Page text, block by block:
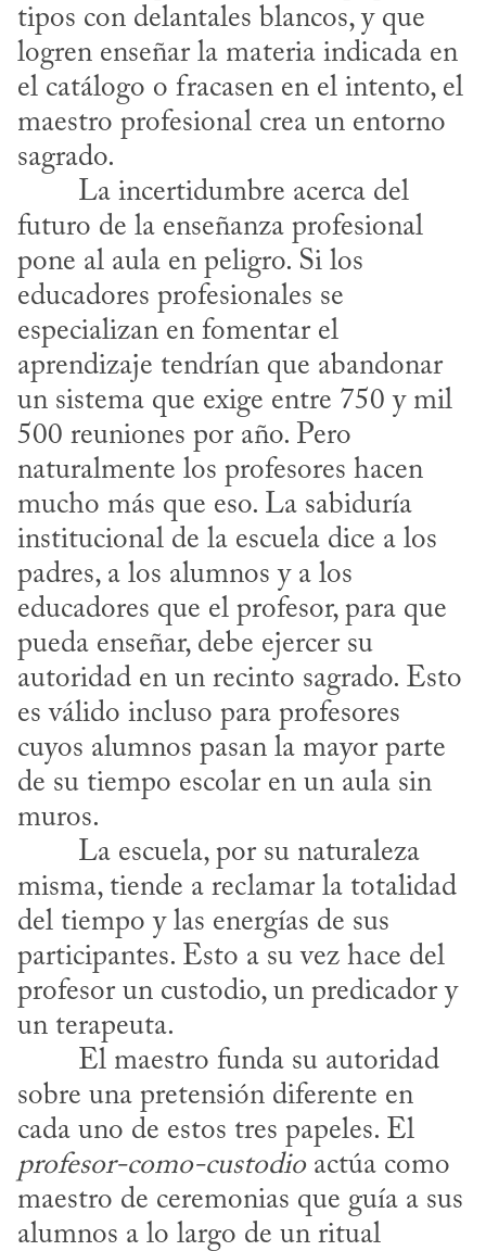
tipos con delantales blancos, y que
logren enseñar la materia indicada en
el catálogo o fracasen en el intento, el
maestro profesional crea un entorno
sagrado.
futuro de la enseñanza profesional
pone al aula en peligro. Si los
educadores profesionales se
especializan en fomentar el
aprendizaje tendrían que abandonar
un sistema que exige entre 750 y mil
500 reuniones por año. Pero
naturalmente los profesores hacen
mucho más que eso. La sabiduría
institucional de la escuela dice a los
padres, a los alumnos y a los
educadores que el profesor, para que
pueda enseñar, debe ejercer su
autoridad en un recinto sagrado. Esto
es válido incluso para profesores
cuyos alumnos pasan la mayor parte
de su tiempo escolar en un aula sin
muros.
misma, tiende a reclamar la totalidad
del tiempo y las energías de sus
participantes. Esto a su vez hace del
profesor un custodio, un predicador y
un terapeuta.
sobre una pretensión diferente en
profesor-como-custodio actúa como
maestro de ceremonias que guía a sus
alumnos a lo largo de un ritual